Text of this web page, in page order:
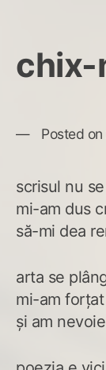
chix-
Posted on
scrisul nu
mi-am dus
să-mi dea
arta se
mi-am
și am